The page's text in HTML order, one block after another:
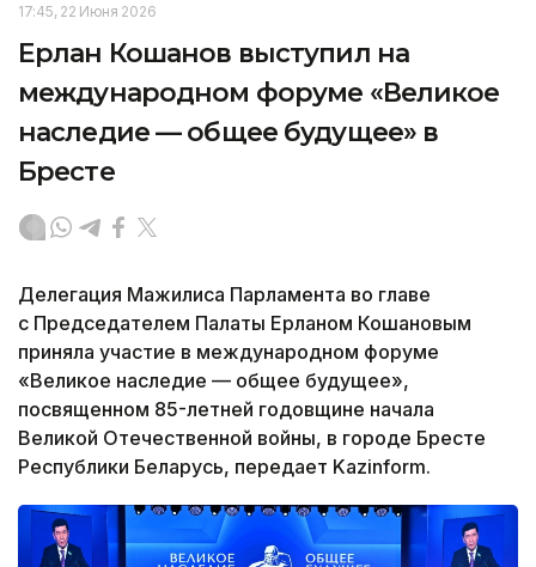
17:45, 22 Июня 2026
Ерлан Кошанов выступил на
международном форуме «Великое
наследие — общее будущее» в
Бресте
Делегация Мажилиса Парламента во главе
с Председателем Палаты Ерланом Кошановым
приняла участие в международном форуме
«Великое наследие — общее будущее»,
посвященном 85-летней годовщине начала
Великой Отечественной войны, в городе Бресте
Республики Беларусь, передает Kazinform.